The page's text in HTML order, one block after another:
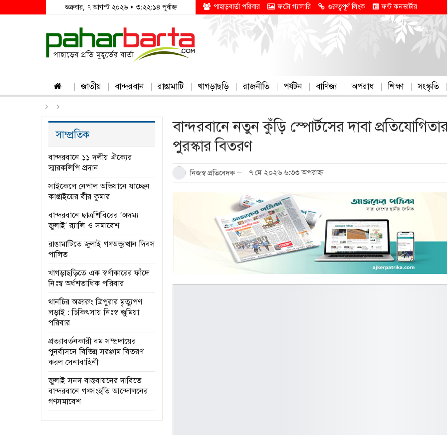
শুক্রবার, ৭ আগস্ট ২০২৬ ▸ ৩:২২:১৪ পূর্বাহ্ন পাহাড়বার্তা পরিবার ফটো গ্যালারি গুরুত্বপূর্ণ লিংক ফন্ট কনভার্টার
জাতীয় বান্দরবান রাঙামাটি খাগড়াছড়ি রাজনীতি পর্যটন বাণিজ্য অপরাধ শিক্ষা সংস্কৃতি
বান্দরবানে নতুন কুঁড়ি স্পোর্টসের দাবা
পুরস্কার বিতরণ
নিজস্ব প্রতিবেদক ৭ মে ২০২৬ ৬:৩৩ অপরাহ্ন
সাম্প্রতিক
বান্দরবানে ১১ দলীয় ঐক্যের
স্মারকলিপি প্রদান
সাইকেলে নেপাল অভিযানে যাচ্ছেন
কাপ্তাইয়ের বীর কুমার
বান্দরবানে ছাত্রশিবিরের ‘অদম্য
জুলাই’ র‌্যালি ও সমাবেশ
রাঙামাটিতে জুলাই গণঅভ্যুত্থান দিবস
পালিত
খাগড়াছড়িতে এক স্বর্ণাকারের ফাঁদে
নিঃস্ব অর্ধশতাধিক পরিবার
থানচির অজারুং ত্রিপুরার মৃত্যুপণ
লড়াই : চিকিৎসায় নিঃস্ব জুমিয়া
পরিবার
প্রত্যাবর্তনকারী বম সম্প্রদায়ের
পুনর্বাসনে বিভিন্ন সরঞ্জাম বিতরণ
করল সেনাবাহিনী
জুলাই সনদ বাস্তবায়নের দাবিতে
বান্দরবানে গণসংহতি আন্দোলনের
গণসমাবেশ